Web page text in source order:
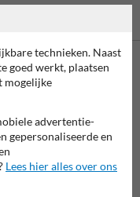
te bereiken op 011
of vul het
technieken. Naast
goed werkt, plaatsen
mogelijke
advertentie-
gepersonaliseerde en
Lees hier alles over ons